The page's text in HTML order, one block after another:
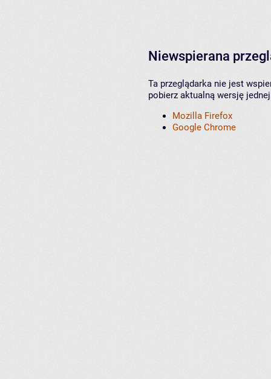
Niewspierana
Ta przeglądarka nie jest
pobierz aktualną wersję
Mozilla Firefox
Google Chrome